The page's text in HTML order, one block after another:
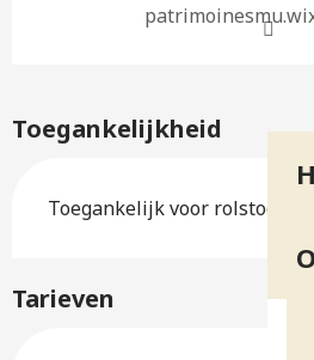
Toegankelijkheid
Toegankelijk voor rolstoel
Tarieven